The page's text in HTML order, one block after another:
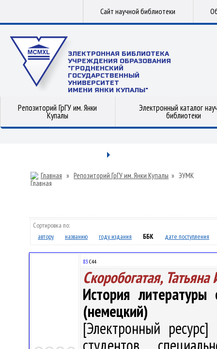
Сайт научной библиотеки
ЭЛЕКТРОННАЯ БИБЛИОТЕКА
УЧРЕЖДЕНИЯ ОБРАЗОВАНИЯ
"ГРОДНЕНСКИЙ
ГОСУДАРСТВЕННЫЙ
УНИВЕРСИТЕТ
ИМЕНИ ЯНКИ КУПАЛЫ"
Репозиторий ГрГУ им. Янки
Купалы
Электронный каталог
библиотеки
Главная » Репозиторий ГрГУ им. Янки Купалы » ЭУМК
Сортировка по:
автору
названию году издания ББК дате поступления
83 С44
Скоробогатая,
История
(немецкий)
[Электронный